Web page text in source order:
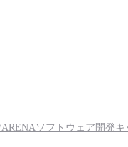
ソフトウェア開発キ